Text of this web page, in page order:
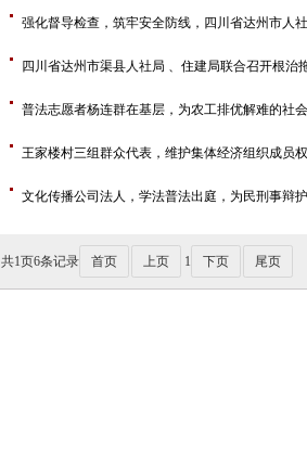
强化督导检查，筑牢安全防线，四川省达州市人
四川省达州市渠县人社局 、住建局联合召开根治
普法志愿者杨连群在基层，为农工排优解难的社
王家楼村三组群众代表，维护集体经济组织成员
文化传播公司法人，学法普法出庭，为民刑事辩
共1页6条记录 首页 上页 1 下页 尾页